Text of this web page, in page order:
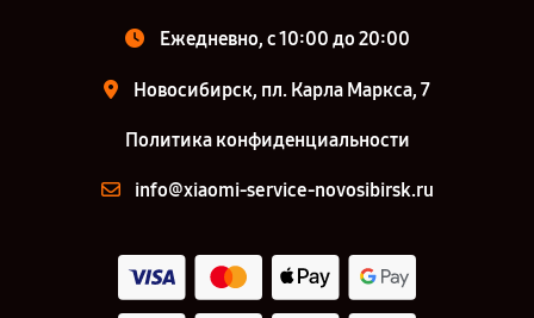
Ежедневно, с 10:00 до 20:00
Новосибирск, пл. Карла Маркса, 7
Политика конфиденциальности
info@xiaomi-service-novosibirsk.ru